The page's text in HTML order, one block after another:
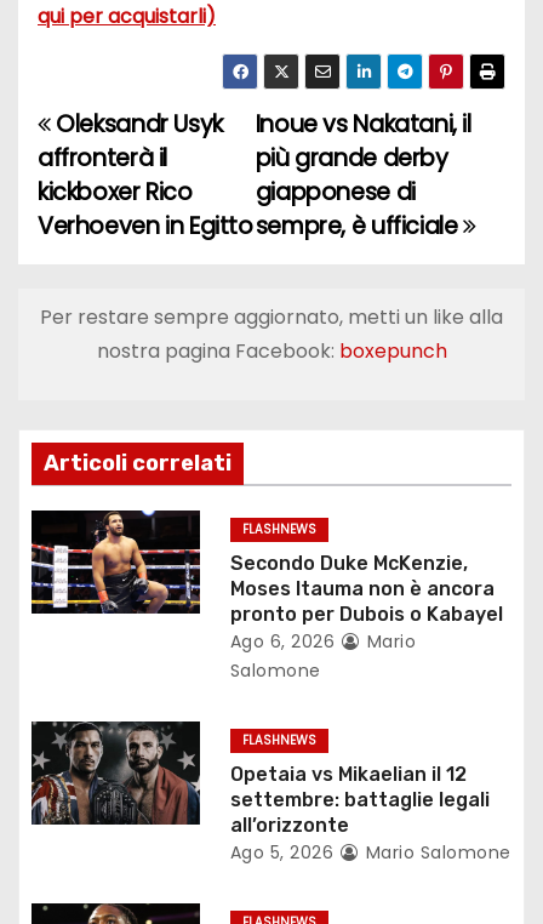
qui per acquistarli)
N
a
v
g
z
i
o
n
r
t
c
Inoue vs Nakatani, il
più grande derby
giapponese di
sempre, è ufficiale
Oleksandr Usyk
affronterà il
kickboxer Rico
Verhoeven in Egitto
Per restare sempre aggiornato, metti un like alla
nostra pagina Facebook: boxepunch
Articoli correlati
FLASHNEWS
Secondo Duke McKenzie,
Moses Itauma non è ancora
pronto per Dubois o Kabayel
Ago 6, 2026
Mario
Salomone
FLASHNEWS
Opetaia vs Mikaelian il 12
settembre: battaglie legali
all’orizzonte
Ago 5, 2026 Mario Salomone